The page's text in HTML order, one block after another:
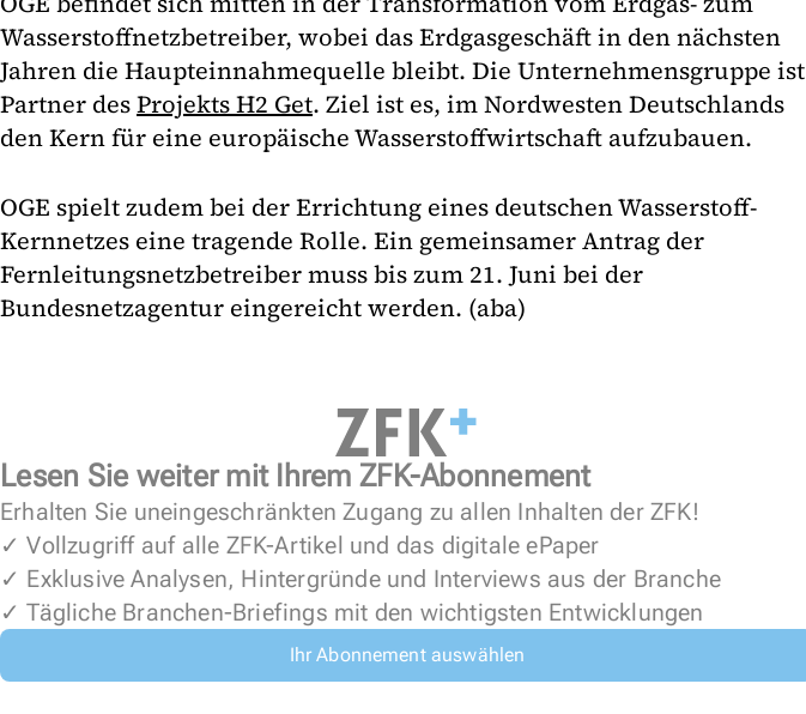
Wasserstoffnetzbetreiber, wobei das Erdgasgeschäft in den nächsten
Jahren die Haupteinnahmequelle bleibt. Die Unternehmensgruppe ist
Partner desProjekts H2 Get. Ziel ist es, im Nordwesten Deutschlands
den Kern für eine europäische Wasserstoffwirtschaft aufzubauen.
OGE spielt zudem bei der Errichtung eines deutschen Wasserstoff-
Kernnetzes eine tragende Rolle. Ein gemeinsamer Antrag der
Fernleitungsnetzbetreiber muss bis zum 21. Juni bei der
Bundesnetzagentur eingereicht werden. (aba)
Lesen Sie weiter mit Ihrem ZFK-Abonnement
Erhalten Sie uneingeschränkten Zugang zu allen Inhalten der ZFK!
✓ Vollzugriff auf alle ZFK-Artikel und das digitale ePaper
✓ Exklusive Analysen, Hintergründe und Interviews aus der Branche
✓ Tägliche Branchen-Briefings mit den wichtigsten Entwicklungen
Ihr Abonnement auswählen